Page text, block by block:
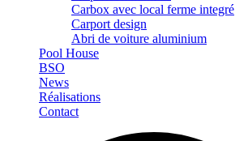
Carbox avec local ferme integré
Carport design
Abri de voiture aluminium
Pool House
BSO
News
Réalisations
Contact